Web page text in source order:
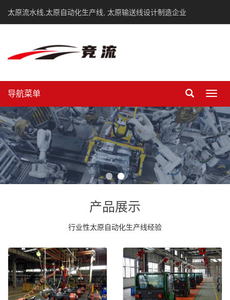
太原流水线,太原自动化生产线, 太原输送线设计制造企业
导航菜单
产品展示
行业性太原自动化生产线经验